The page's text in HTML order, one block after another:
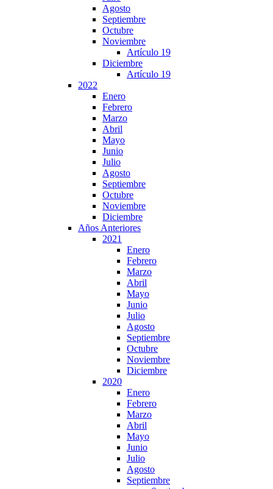
Agosto
Septiembre
Octubre
Noviembre
Artículo 19
Diciembre
Artículo 19
2022
Enero
Febrero
Marzo
Abril
Mayo
Junio
Julio
Agosto
Septiembre
Octubre
Noviembre
Diciembre
Años Anteriores
2021
Enero
Febrero
Marzo
Abril
Mayo
Junio
Julio
Agosto
Septiembre
Octubre
Noviembre
Diciembre
2020
Enero
Febrero
Marzo
Abril
Mayo
Junio
Julio
Agosto
Septiembre